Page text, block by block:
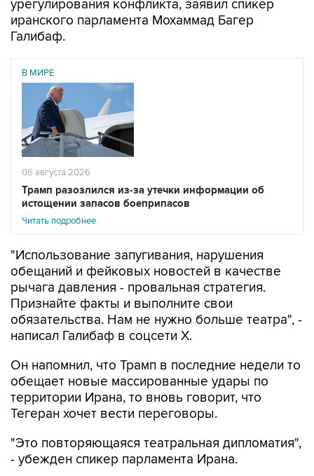
урегулирования конфликта, заявил спикер
иранского парламента Мохаммад Багер
Галибаф.
В МИРЕ
06 августа 2026
Трамп разозлился из-за утечки информации об
истощении запасов боеприпасов
Читать подробнее
"Использование запугивания, нарушения
обещаний и фейковых новостей в качестве
рычага давления - провальная стратегия.
Признайте факты и выполните свои
обязательства. Нам не нужно больше театра", -
написал Галибаф в соцсети X.
Он напомнил, что Трамп в последние недели то
обещает новые массированные удары по
территории Ирана, то вновь говорит, что
Тегеран хочет вести переговоры.
"Это повторяющаяся театральная дипломатия",
- убежден спикер парламента Ирана.